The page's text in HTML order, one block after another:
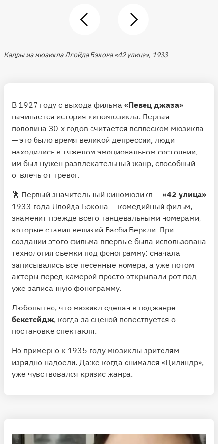
Кадры из мюзикла Ллойда Бэкона «42 улица», 1933
В 1927 году с выхода фильма «Певец джаза»
начинается история киномюзикла. Первая
половина 30-х годов считается всплеском мюзикла
— это было время великой депрессии, люди
находились в тяжелом эмоциональном состоянии,
им был нужен развлекательный жанр, способный
отвлечь от тревог.
🕺 Первый значительный киномюзикл — «42 улица»
1933 года Ллойда Бэкона — комедийный фильм,
знаменит прежде всего танцевальными номерами,
которые ставил великий Басби Беркли. При
создании этого фильма впервые была использована
технология съемки под фонограмму: сначала
записывались все песенные номера, а уже потом
актеры перед камерой просто открывали рот под
уже записанную фонограмму.
Любопытно, что мюзикл сделан в поджанре
бекстейдж, когда за сценой повествуется о
постановке спектакля.
Но примерно к 1935 году мюзиклы зрителям
изрядно надоели. Даже когда снимался «Цилиндр»,
уже чувствовался кризис жанра.